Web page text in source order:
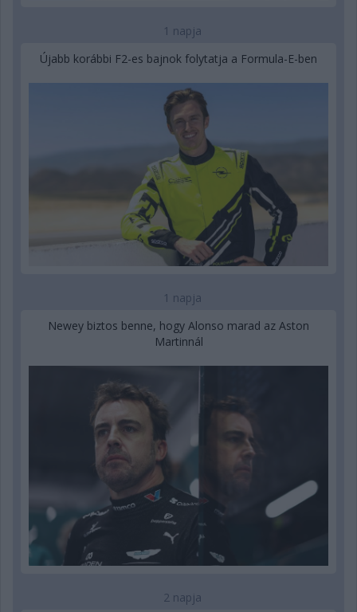
1 napja
Újabb korábbi F2-es bajnok folytatja a Formula-E-ben
1 napja
Newey biztos benne, hogy Alonso marad az Aston
Martinnál
2 napja